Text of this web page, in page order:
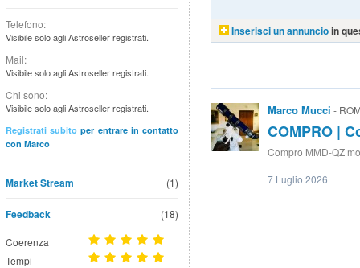
Telefono:
Visibile solo agli Astroseller registrati.
Mail:
Visibile solo agli Astroseller registrati.
Chi sono:
Visibile solo agli Astroseller registrati.
Registrati subito per entrare in contatto
con Marco
(1)
Market Stream
Feedback (18)
Coerenza
Tempi
Inserisci un annuncioin
Marco Mucci -
COMPRO |
Compro MMD-QZ
7 Luglio 2026